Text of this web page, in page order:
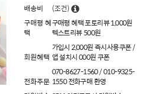
배송비
(조건)
구매평 혜
택
구매평 혜택 포토리뷰 1,000원
텍스트리뷰 500원
회원혜택
가입시 2,000원 즉시사용쿠폰 /
앱 설치시 000원 쿠폰
전화주문
070-8627-1560 / 010-9325-
1550 전화구매 환영